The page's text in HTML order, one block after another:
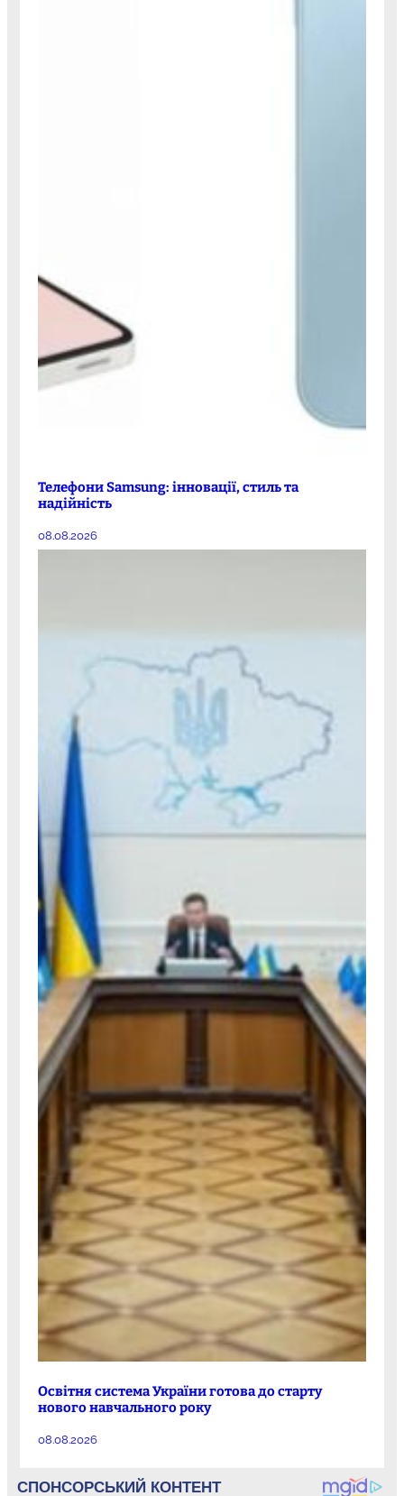
Телефони Samsung: інновації, стиль та
надійність
08.08.2026
Освітня система України готова до старту
нового навчального року
08.08.2026